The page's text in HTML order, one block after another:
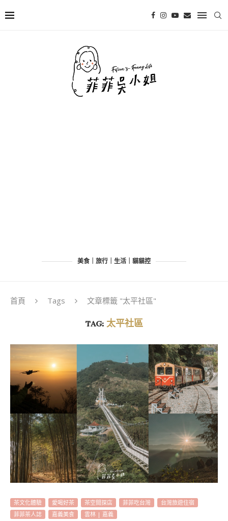
美食｜旅行｜生活｜貓貓控
首頁 Tags 文章標籤 "太平社區"
TAG:太平社區
茶文化體驗 愛喝好茶 茶空間探店 菲菲吃台灣
台灣旅遊住宿
菲菲茶人誌
嘉義美食 雲林 | 嘉義